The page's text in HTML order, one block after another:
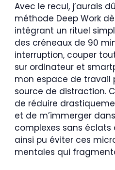
Avec le recul, j’aurais
méthode Deep Work
intégrant un rituel
des créneaux de 90
interruption, couper
sur ordinateur et
mon espace de travail
source de distraction.
de réduire
et de m’immerger
complexes sans éclats
ainsi pu éviter ces
mentales qui